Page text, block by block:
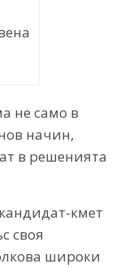
не само в
начин,
в решенията
кмет
своя
широки